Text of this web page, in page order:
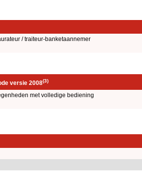
/ traiteur-banketaannemer
versie 2008(3)
met volledige bediening